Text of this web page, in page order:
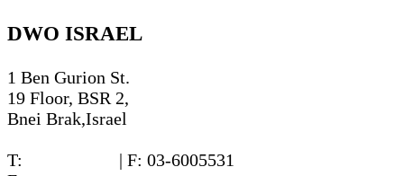
DWO ISRAEL
1 Ben Gurion St.
19 Floor, BSR 2,
Bnei Brak,Israel
T:
| F: 03-6005531